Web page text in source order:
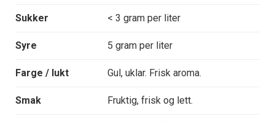
Sukker < 3 gram per liter
Syre 5 gram per liter
Farge / lukt Gul, uklar. Frisk aroma.
Smak Fruktig, frisk og lett.